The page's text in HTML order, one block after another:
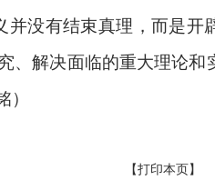
没有结束真理，而是开
、解决面临的重大理论和
【打印本页】